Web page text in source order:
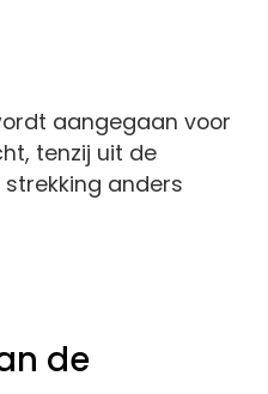
aangegaan voor
tenzij uit de
anders
de